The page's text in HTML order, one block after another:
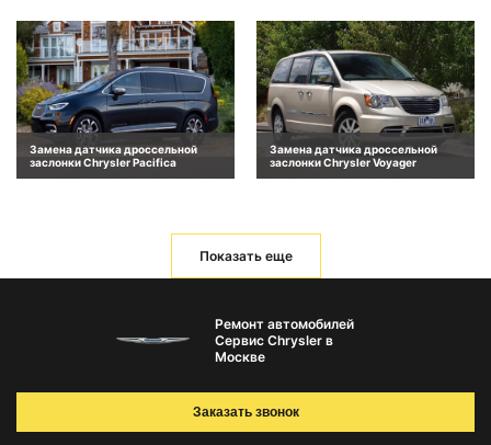
Замена датчика дроссельной
заслонки Chrysler Pacifica
Замена датчика дроссельной
заслонки Chrysler Voyager
Показать еще
Ремонт автомобилей
Сервис Chrysler в
Москве
Заказать звонок